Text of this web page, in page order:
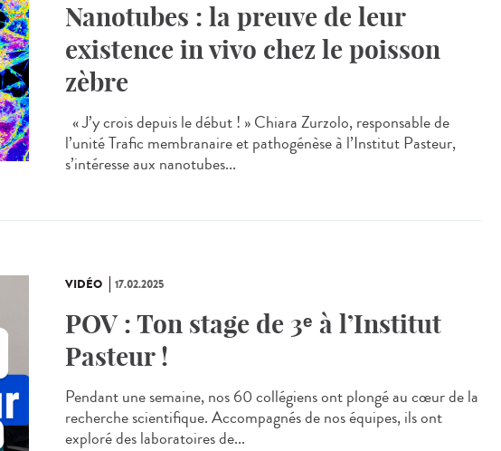
Nanotubes : la preuve de leur
existence in vivo chez le poisson
zèbre
« J’y crois depuis le début ! » Chiara Zurzolo, responsable de
l’unité Trafic membranaire et pathogénèse à l’Institut Pasteur,
s’intéresse aux nanotubes...
VIDÉO 17.02.2025
POV : Ton stage de 3ᵉ à l’Institut
Pasteur !
Pendant une semaine, nos 60 collégiens ont plongé au cœur de la
recherche scientifique. Accompagnés de nos équipes, ils ont
exploré des laboratoires de...